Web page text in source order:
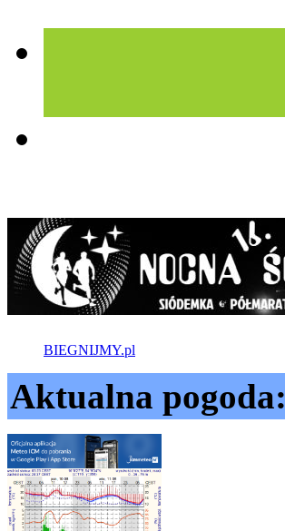
BIEGNIJMY.pl
Aktualna pogoda: